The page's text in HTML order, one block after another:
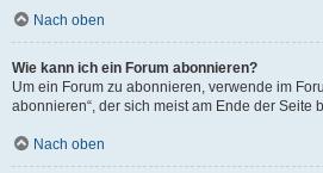
Nach oben
Wie kann ich ein Forum abonnieren?
Um ein Forum zu abonnieren, verwende im
abonnieren“, der sich meist am Ende der Seite
Nach oben